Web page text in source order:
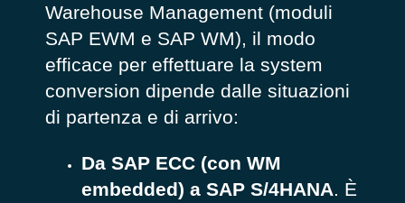
Warehouse Management (moduli
SAP EWM e SAP WM), il modo
efficace per effettuare la system
conversion dipende dalle situazioni
di partenza e di arrivo:
Da SAP ECC (con WM
embedded) a SAP S/4HANA. È